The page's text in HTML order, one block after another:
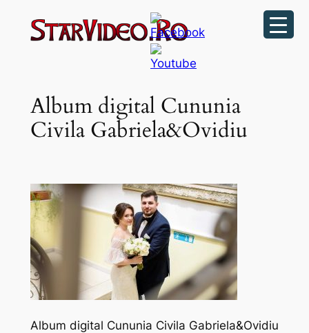
Album digital Cununia
Civila Gabriela&Ovidiu
Album digital Cununia Civila Gabriela&Ovidiu